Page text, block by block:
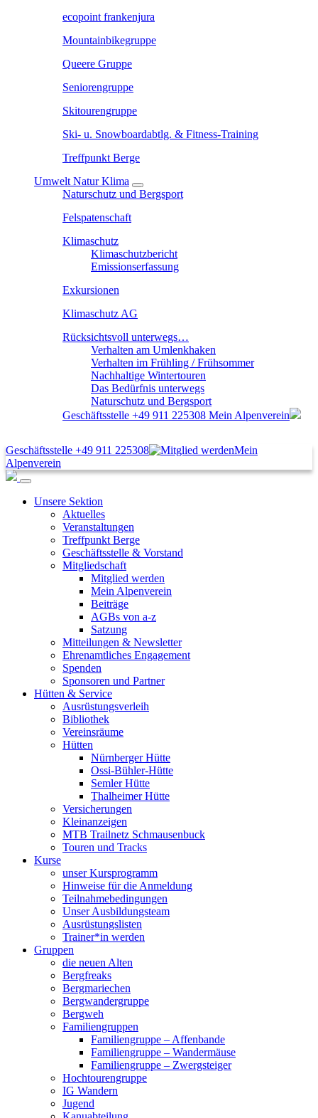
ecopoint frankenjura
Mountainbikegruppe
Queere Gruppe
Seniorengruppe
Skitourengruppe
Ski- u. Snowboardabtlg. & Fitness-Training
Treffpunkt Berge
Umwelt Natur Klima
Naturschutz und Bergsport
Felspatenschaft
Klimaschutz
Klimaschutzbericht
Emissionserfassung
Exkursionen
Klimaschutz AG
Rücksichtsvoll unterwegs…
Verhalten am Umlenkhaken
Verhalten im Frühling / Frühsommer
Nachhaltige Wintertouren
Das Bedürfnis unterwegs
Naturschutz und Bergsport
Geschäftsstelle +49 911 225308 Mein Alpenverein
Geschäftsstelle +49 911 225308
Mein
Alpenverein
Unsere Sektion
Aktuelles
Veranstaltungen
Treffpunkt Berge
Geschäftsstelle & Vorstand
Mitgliedschaft
Mitglied werden
Mein Alpenverein
Beiträge
AGBs von a-z
Satzung
Mitteilungen & Newsletter
Ehrenamtliches Engagement
Spenden
Sponsoren und Partner
Hütten & Service
Ausrüstungsverleih
Bibliothek
Vereinsräume
Hütten
Nürnberger Hütte
Ossi-Bühler-Hütte
Semler Hütte
Thalheimer Hütte
Versicherungen
Kleinanzeigen
MTB Trailnetz Schmausenbuck
Touren und Tracks
Kurse
unser Kursprogramm
Hinweise für die Anmeldung
Teilnahmebedingungen
Unser Ausbildungsteam
Ausrüstungslisten
Trainer*in werden
Gruppen
die neuen Alten
Bergfreaks
Bergmariechen
Bergwandergruppe
Bergweh
Familiengruppen
Familiengruppe – Affenbande
Familiengruppe – Wandermäuse
Familiengruppe – Zwergsteiger
Hochtourengruppe
IG Wandern
Jugend